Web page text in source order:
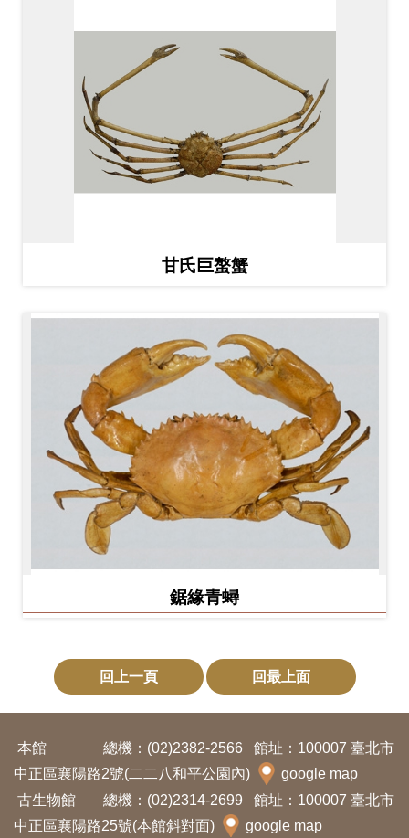
甘氏巨螯蟹
鋸緣青蟳
回上一頁 回最上面
本館 總機：(02)2382-2566
館址：100007 臺北市
中正區襄陽路2號(二二八和平公園內)
google map
古生物館
總機：(02)2314-2699
館址：100007 臺北市
中正區襄陽路25號(本館斜對面)
google map